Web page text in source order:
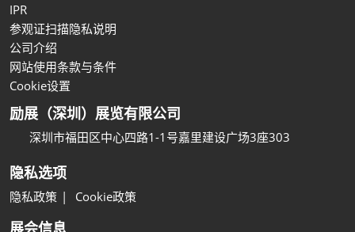
IPR
参观证扫描隐私说明
公司介绍
网站使用条款与条件
Cookie设置
励展（深圳）展览有限公司
深圳市福田区中心四路1-1号嘉里建设广场3座303
隐私选项
隐私政策 Cookie政策